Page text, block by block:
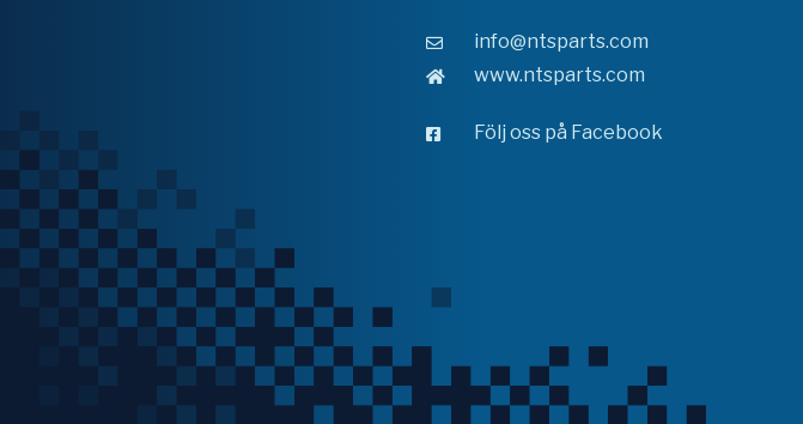
info@ntsparts.com
www.ntsparts.com
Följ oss på Facebook